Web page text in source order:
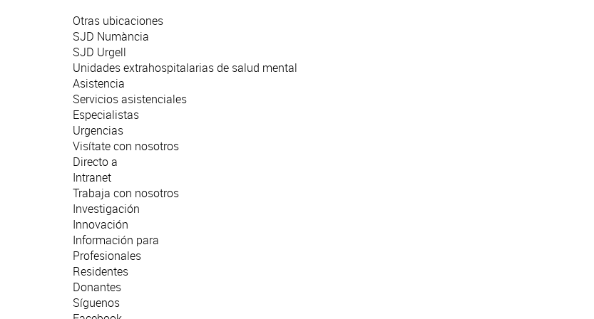
Otras ubicaciones
SJD Numància
SJD Urgell
Unidades extrahospitalarias de salud mental
Asistencia
Servicios asistenciales
Especialistas
Urgencias
Visítate con nosotros
Directo a
Intranet
Trabaja con nosotros
Investigación
Innovación
Información para
Profesionales
Residentes
Donantes
Síguenos